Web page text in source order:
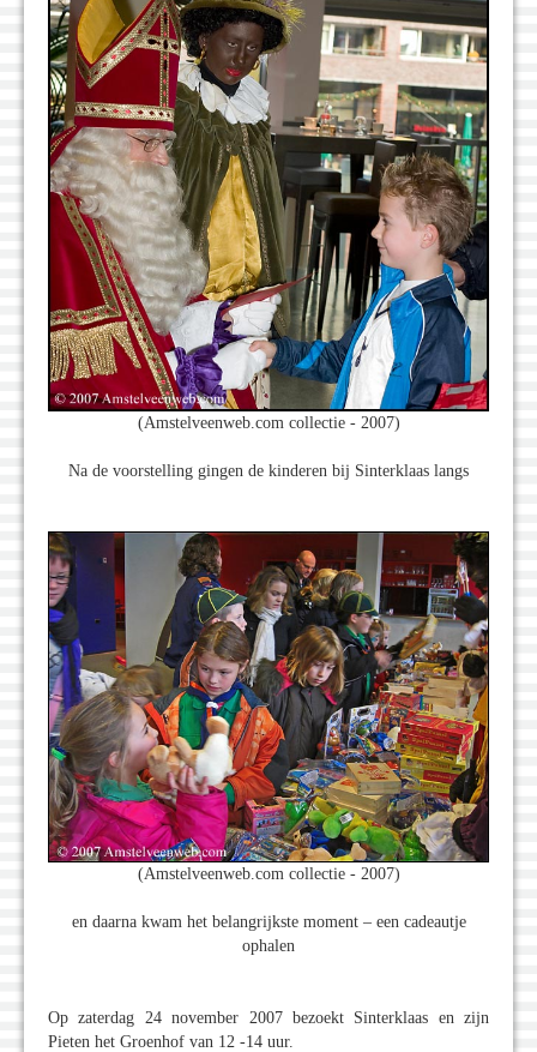
(Amstelveenweb.com collectie - 2007)
Na de voorstelling gingen de kinderen bij Sinterklaas langs
(Amstelveenweb.com collectie - 2007)
en daarna kwam het belangrijkste moment – een cadeautje
ophalen
Op zaterdag 24 november 2007 bezoekt Sinterklaas en zijn
Pieten het Groenhof van 12 -14 uur.